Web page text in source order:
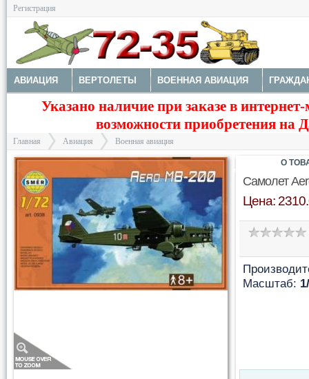
Регистрация
АВИАЦИЯ ВЕРТОЛЕТЫ ВОЕННАЯ АВИАЦИЯ
МОДЕЛИ КОРАБЛЕЙ И ПОДЛОДОК КОСМОС ЗДАНИЯ,
Указано наличие при заказе в
возможности приобретения на
Главная Авиация
>
Военная авиация
Самолет
Цена:
Масштаб:
О